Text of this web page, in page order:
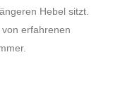
Hebel sitzt.
erfahrenen